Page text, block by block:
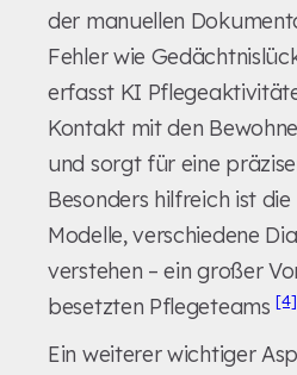
der manuellen
Fehler wie
erfasst KI
Kontakt mit den
und sorgt für eine
Besonders hilfreich ist
Modelle, verschiedene
verstehen – ein großer
besetzten Pflegeteams[4]
Ein weiterer wichtiger